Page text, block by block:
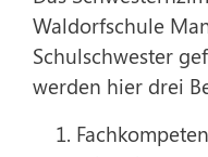
Waldorfschule
Schulschwester
werden hier drei